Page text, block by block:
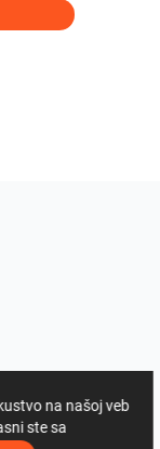
na našoj veb
ste sa